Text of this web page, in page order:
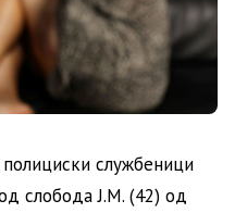
службеници
слобода Ј.М. (42) од